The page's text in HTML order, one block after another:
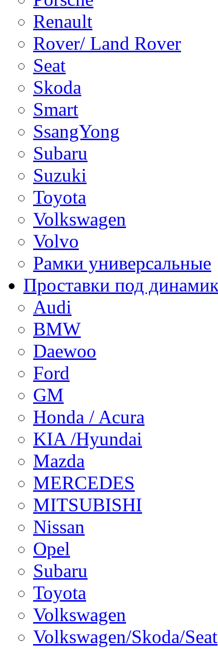
Renault
Rover/ Land Rover
Seat
Skoda
Smart
SsangYong
Subaru
Suzuki
Toyota
Volkswagen
Volvo
Рамки универсальные
Проставки под
Audi
BMW
Daewoo
Ford
GM
Honda / Acura
KIA /Hyundai
Mazda
MERCEDES
MITSUBISHI
Nissan
Opel
Subaru
Toyota
Volkswagen
Volkswagen/Skoda/Seat